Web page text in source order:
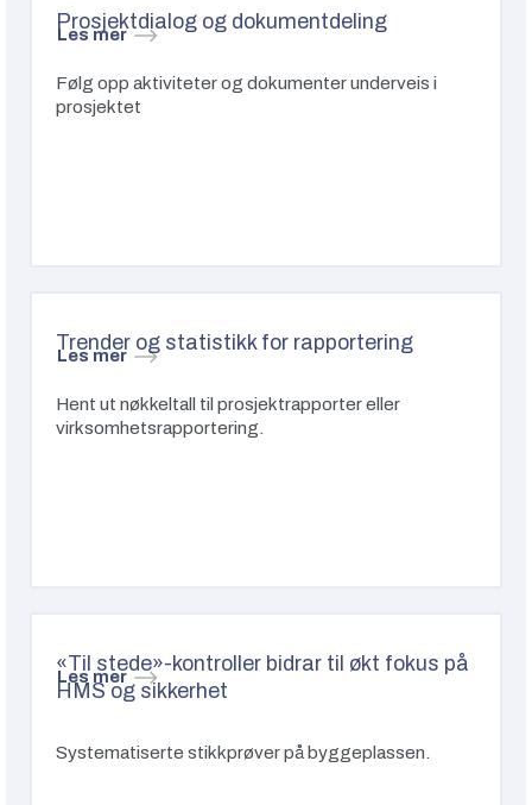
Prosjektdialog og dokumentdeling
Følg opp aktiviteter og dokumenter underveis i
prosjektet
Les mer
Trender og statistikk for rapportering
Hent ut nøkkeltall til prosjektrapporter eller
virksomhetsrapportering.
Les mer
«Til stede»-kontroller bidrar til økt fokus på
HMS og sikkerhet
Systematiserte stikkprøver på byggeplassen.
Les mer